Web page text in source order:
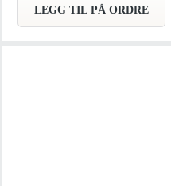
LEGG TIL PÅ ORDRE